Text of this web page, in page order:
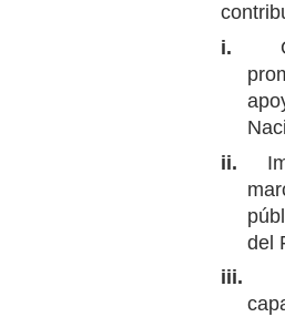
i.
ii.
del
iii.